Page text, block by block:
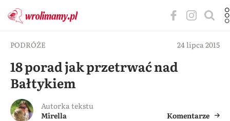
PODRÓŻE 24 lipca 2015
18 porad jak przetrwać nad
Bałtykiem
Autorka tekstu
Mirella
Komentarze